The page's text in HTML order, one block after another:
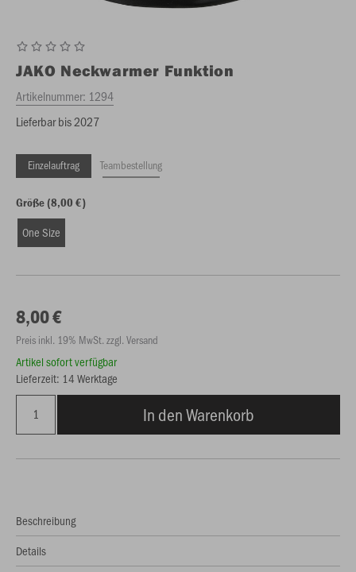
JAKO Neckwarmer Funktion
Artikelnummer: 1294
Lieferbar bis 2027
Einzelauftrag Teambestellung
Größe (8,00 €)
One Size
8,00 €
Preis inkl. 19% MwSt. zzgl. Versand
Artikel sofort verfügbar
Lieferzeit: 14 Werktage
In den Warenkorb
Beschreibung
Details